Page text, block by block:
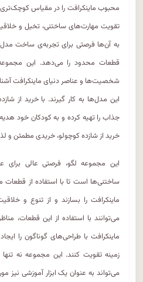
محبوب ماینکرافت را در مقیاس
تقویت مهارت‌های ساختنی، تخیل و
به آن‌ها فرصتی برای تجربه‌ی ساخت
قطعات محدود را می‌دهد. این
شخصیت‌ها و عناصر دنیای ماینکرافت
این مدل‌ها به کار گیرند. با خرید از
جذاب را تهیه کرده و به کودکان خود
خرید از شازده کوچولو، خریدی مطمئن
این مجموعه لگو، فرصتی عالی برای
ساختنی‌ها است تا با استفاده از
ماینکرافت را بسازند و از تنوع و
می‌توانند با استفاده از این قطعات،
ماینکرافت با طراحی‌های گوناگون را
زمینه تقویت کنند. این مجموعه نه
می‌تواند به عنوان یک ابزار آموزشی نیز